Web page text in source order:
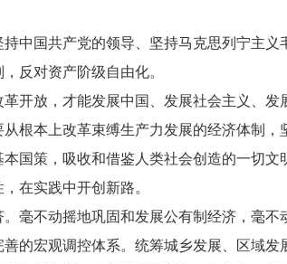
国共产党的领导、坚持马克思列宁主义
反对资产阶级自由化。
放，才能发展中国、发展社会主义、发
根本上改革束缚生产力发展的经济体制
国策，吸收和借鉴人类社会创造的一切
在实践中开创新路。
不动摇地巩固和发展公有制经济，毫不
的宏观调控体系。统筹城乡发展、区域